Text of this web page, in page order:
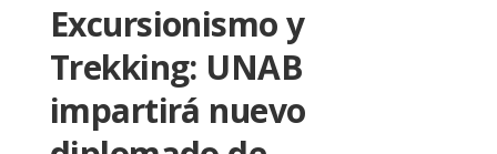
Excursionismo y
Trekking: UNAB
impartirá nuevo